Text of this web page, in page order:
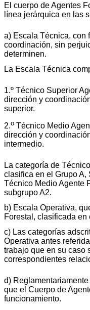
El cuerpo de Agentes
línea jerárquica en las
a) Escala Técnica, con
coordinación, sin
determinen.
La Escala Técnica
1.º Técnico Superior
dirección y
superior.
2.o Técnico Medio
dirección y
intermedio.
La categoría de
clasifica en el Grupo A,
Técnico Medio Agente
subgrupo A2.
b) Escala Operativa,
Forestal, clasificada
c) Las categorías
Operativa antes
trabajo que en su caso
correspondientes
d)
que el Cuerpo de
funcionamiento.